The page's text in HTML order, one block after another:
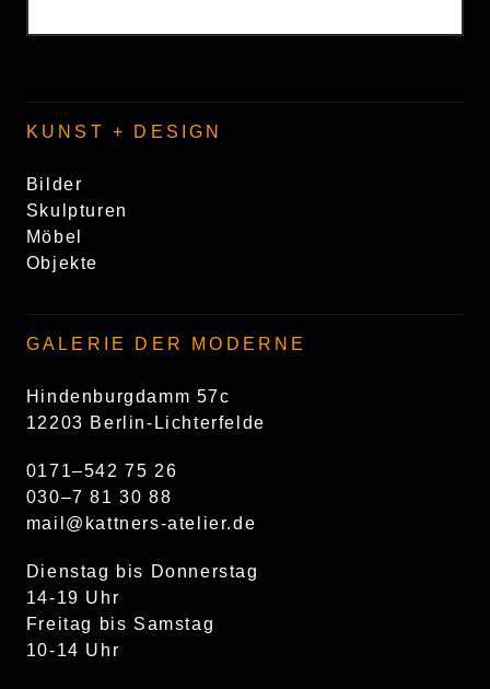
KUNST + DESIGN
Bilder
Skulpturen
Möbel
Objekte
GALERIE DER MODERNE
Hindenburgdamm 57c
12203 Berlin-Lichterfelde
0171–542 75 26
030–7 81 30 88
mail@kattners-atelier.de
Dienstag bis Donnerstag
14-19 Uhr
Freitag bis Samstag
10-14 Uhr